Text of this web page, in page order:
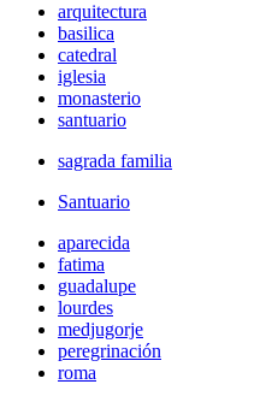
arquitectura
basilica
catedral
iglesia
monasterio
santuario
sagrada familia
Santuario
aparecida
fatima
guadalupe
lourdes
medjugorje
peregrinación
roma